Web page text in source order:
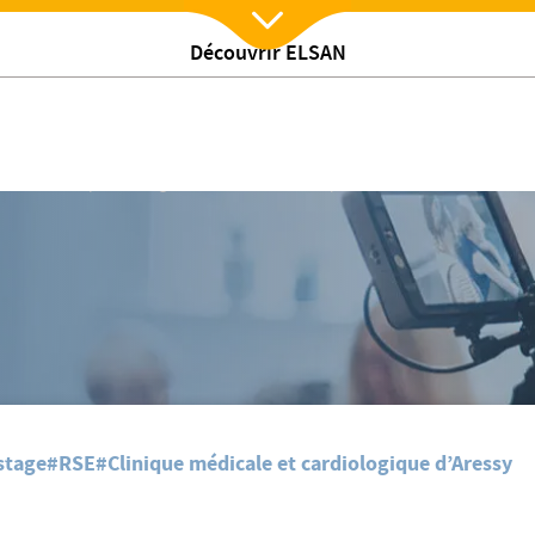
Découvrir ELSAN
Nx:Afficher menu
actualites/Bon usage des médicaments en période de canicule
#RSE#Clinique médicale et cardiologique d’Aressy